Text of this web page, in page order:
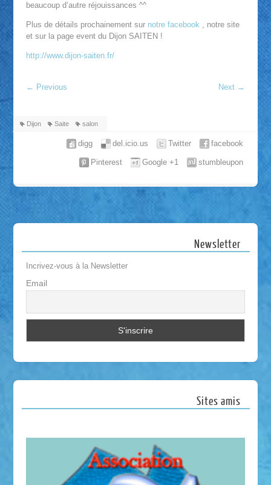
beaucoup d’autre réjouissances ^^
Plus de détails prochainement sur notre facebook, notre site
et sur la page event du Dijon SAITEN !
http://www.dijon-saiten.fr/
← Previous Next →
Dijon Saite salon
facebook
Twitter
del.icio.us
digg
stumbleupon
Google +1
Pinterest
Newsletter
Incrivez-vous à la Newsletter
Email
Sites amis